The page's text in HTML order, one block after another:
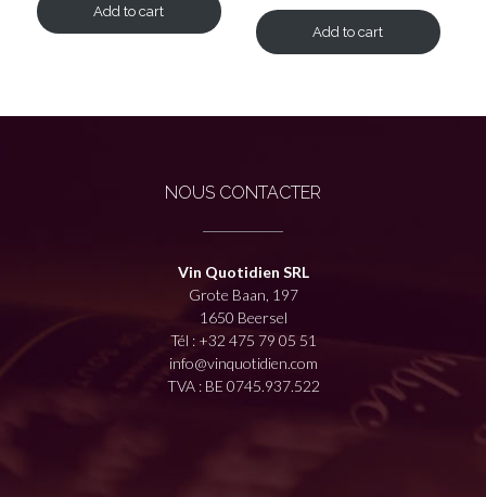
Add to cart
Add to cart
NOUS CONTACTER
Vin Quotidien SRL
Grote Baan, 197
1650 Beersel
Tél : +32 475 79 05 51
info@vinquotidien.com
TVA : BE 0745.937.522